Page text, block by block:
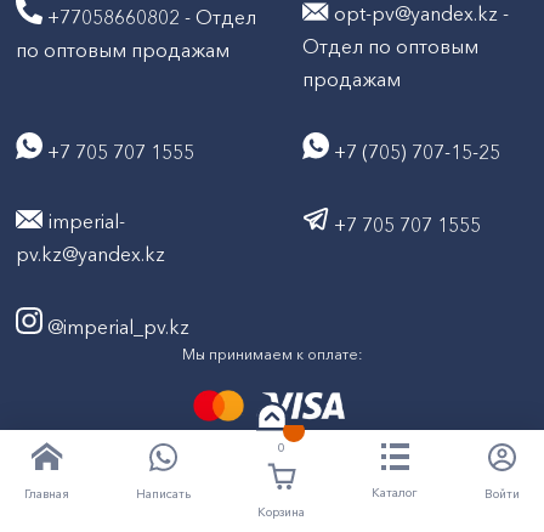
Главная Написать
0
Корзина
Каталог Войти
+77058660802 - Отдел
по оптовым продажам
opt-pv@yandex.kz -
Отдел по оптовым
продажам
+7 705 707 1555 +7 (705) 707-15-25
imperial-
pv.kz@yandex.kz
+7 705 707 1555
@imperial_pv.kz
Мы принимаем к оплате:
Все права защищены © ТД "Империал" 2020- 2026